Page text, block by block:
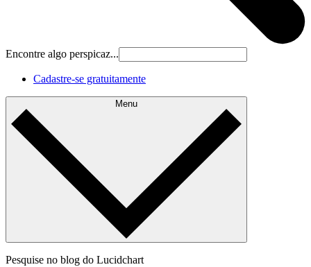
Encontre algo perspicaz...
Cadastre‐se gratuitamente
Menu
Pesquise no blog do Lucidchart